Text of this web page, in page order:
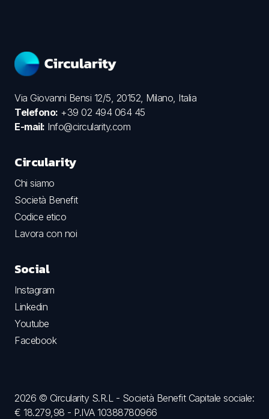
Via Giovanni Bensi 12/5, 20152, Milano, Italia
Telefono: +39 02 494 064 45
E-mail: Info@circularity.com
Circularity
Chi siamo
Società Benefit
Codice etico
Lavora con noi
Social
Instagram
Linkedin
Youtube
Facebook
2026 © Circularity S.R.L - Società Benefit Capitale sociale:
€ 18.279,98 - P.IVA 10388780966